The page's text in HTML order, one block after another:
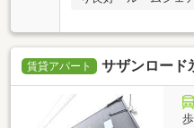
賃貸アパート サザンロード